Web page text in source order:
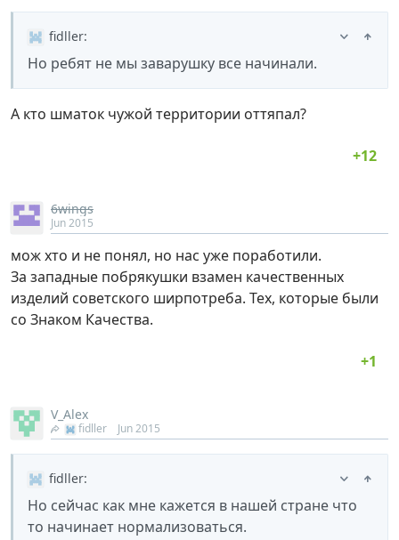
fidller:
Но ребят не мы заварушку все начинали.
А кто шматок чужой территории оттяпал?
6wings
Jun 2015
мож хто и не понял, но нас уже поработили.
За западные побрякушки взамен качественных
изделий советского ширпотреба. Тех, которые были
со Знаком Качества.
V_Alex
fidller Jun 2015
fidller:
Но сейчас как мне кажется в нашей стране что
то начинает нормализоваться.